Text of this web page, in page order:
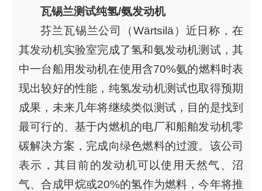
瓦锡兰测试纯氢/氨发动机
芬兰瓦锡兰公司（Wärtsilä）近日称，在
其发动机实验室完成了氢和氨发动机测试，其
中一台船用发动机在使用含70%氨的燃料时表
现出较好的性能，纯氢发动机测试也取得预期
成果，未来几年将继续类似测试，目的是找到
最可行的、基于内燃机的电厂和船舶发动机零
碳解决方案，完成向绿色燃料的过渡。该公司
表示，其目前的发动机可以使用天然气、沼
气、合成甲烷或20%的氢作为燃料，今年将推